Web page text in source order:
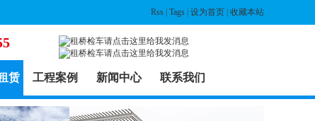
Rss Tags 设为首页 收藏本站
赁 工程案例 新闻中心 联系我们